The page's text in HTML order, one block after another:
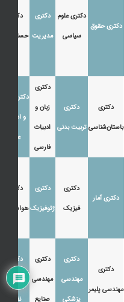
دکتری حقوق
دکتری علوم
سیاسی
دکتری
مدیریت
دکتری
حسابداری
دکتری
باستان‌شناسی
دکتری
تربیت بدنی
دکتری
زبان و
ادبیات
فارسی
دکتری زبان
و ادبیات
عرب
دکتری آمار
دکتری
فیزیک
دکتری
ژئوفیزیک
دکتری
هواشناسی
دکتری
مهندسی پلیمر
دکتری
مهندسی
پزشکی
دکتری
مهندسی
صنایع
دکتری
مهندسی
نفت